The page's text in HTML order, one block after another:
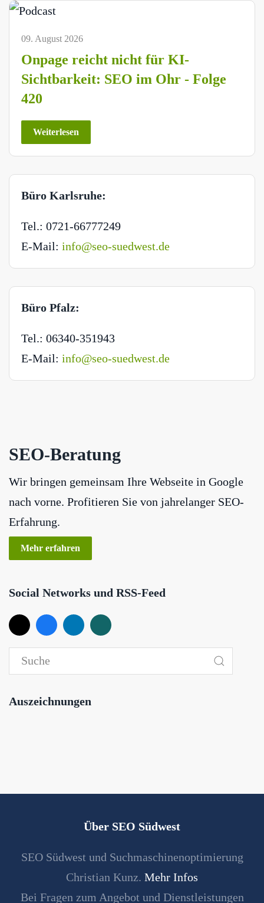
09. August 2026
Onpage reicht nicht für KI-
Sichtbarkeit: SEO im Ohr - Folge
420
Weiterlesen
Büro Karlsruhe:
Tel.: 0721-66777249
E-Mail: info@seo-suedwest.de
Büro Pfalz:
Tel.: 06340-351943
E-Mail: info@seo-suedwest.de
SEO-Beratung
Wir bringen gemeinsam Ihre Webseite in Google
nach vorne. Profitieren Sie von jahrelanger SEO-
Erfahrung.
Mehr erfahren
Social Networks und RSS-Feed
Auszeichnungen
Über SEO Südwest
SEO Südwest und Suchmaschinenoptimierung
Christian Kunz. Mehr Infos
Bei Fragen zum Angebot und Dienstleistungen